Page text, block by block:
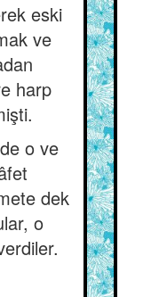
eski
ve
harp
o ve
dek
o